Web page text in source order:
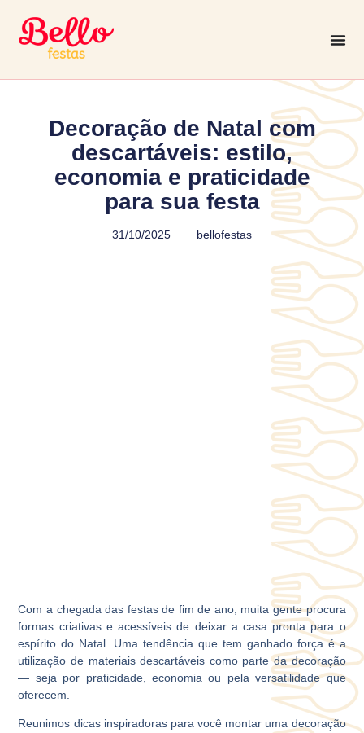
Decoração de Natal com
descartáveis: estilo,
economia e praticidade
para sua festa
31/10/2025 bellofestas
Com a chegada das festas de fim de ano, muita gente procura
formas criativas e acessíveis de deixar a casa pronta para o
espírito do Natal. Uma tendência que tem ganhado força é a
utilização de materiais descartáveis como parte da decoração
— seja por praticidade, economia ou pela versatilidade que
oferecem.
Reunimos dicas inspiradoras para você montar uma decoração